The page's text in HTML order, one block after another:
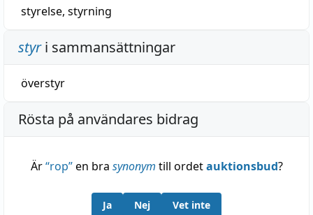
styrelse, styrning
styri sammansättningar
överstyr
Rösta på användares bidrag
Är“rop”en bra synonym till ordetauktionsbud?
Ja Nej Vet inte